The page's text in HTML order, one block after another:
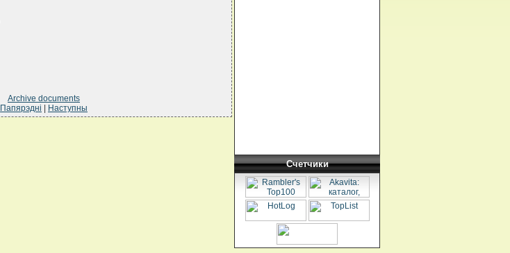
Archive documents
Папярэдні
Наступны
Счетчики